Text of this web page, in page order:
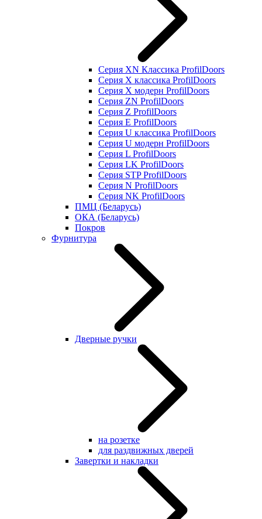
Серия XN Классика ProfilDoors
Серия Х классика ProfilDoors
Серия Х модерн ProfilDoors
Серия ZN ProfilDoors
Серия Z ProfilDoors
Серия Е ProfilDoors
Серия U классика ProfilDoors
Серия U модерн ProfilDoors
Серия L ProfilDoors
Серия LK ProfilDoors
Серия STP ProfilDoors
Cерия N ProfilDoors
Серия NK ProfilDoors
ПМЦ (Беларусь)
ОКА (Беларусь)
Покров
Фурнитура
Дверные ручки
на розетке
для раздвижных дверей
Завертки и накладки